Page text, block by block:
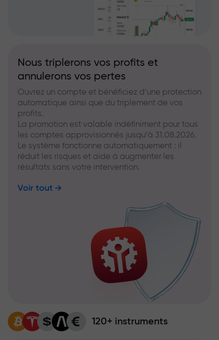
Nous triplerons vos profits et
annulerons vos pertes
Ouvrez un compte et bénéficiez d’une protection
automatique ainsi que du triplement de vos
profits.
La promotion est valable indéfiniment pour tous
les comptes approvisionnés jusqu’à 31.08.2026.
Le système fonctionne automatiquement : il
réduit les risques et aide à augmenter les
résultats sans votre intervention.
Voir tout
120+ instruments